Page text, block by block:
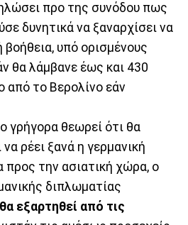
προ της συνόδου πως
δυνητικά να ξαναρχίσει να
βοήθεια, υπό ορισμένους
θα λάμβανε έως και 430
από το Βερολίνο εάν
γρήγορα θεωρεί ότι θα
ρέει ξανά η γερμανική
προς την ασιατική χώρα, ο
διπλωματίας
θα εξαρτηθεί από τις